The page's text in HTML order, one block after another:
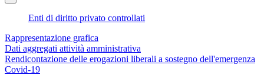
Enti di diritto privato controllati
Rappresentazione grafica
Dati aggregati attività amministrativa
Rendicontazione delle erogazioni liberali a sostegno dell'emergenza
Covid-19